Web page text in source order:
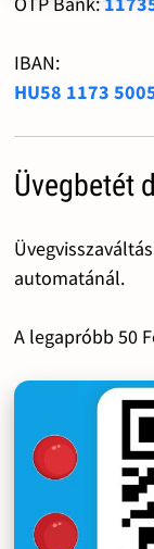
IBAN:
HU58 1173
Üvegbetét
automatánál.
A legapróbb 50